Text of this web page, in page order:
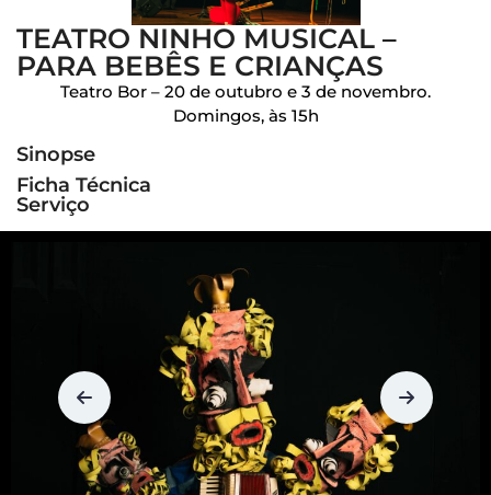
TEATRO NINHO MUSICAL –
PARA BEBÊS E CRIANÇAS
Teatro Bor – 20 de outubro e 3 de novembro.
Domingos, às 15h
Sinopse
Ficha Técnica
Serviço